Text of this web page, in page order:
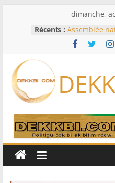
dimanche,
Récents : Assemblée
d’enquête à
Bénin:
du Sénat,
Pakistan et
accord de
RD Congo:
exportations
production